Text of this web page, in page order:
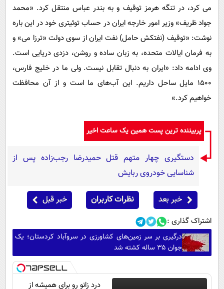
می کرد، در تنگه هرمز توقیف و به بندر عباس منتقل کرد. «محمد
جواد ظریف» وزیر امور خارجه ایران در حساب توئیتری خود در این باره
نوشت: «توقیف (نفتکش حامل) نفت ایران از سوی دولت «ترزا می» و
به فرمان ایالات متحده، به زبان ساده و روشن، دزدی دریایی است.
وی ادامه داد: «ایران به دنبال تقابل نیست. ولی ما در خلیج فارس،
۱۵۰۰ مایل ساحل داریم. این آب‌های ما است و از آن محافظت
خواهیم کرد.»
پربیننده ترین پست همین یک ساعت اخیر
دستگیری چهار متهم قتل حمیدرضا رجب‌زاده پس از
شناسایی خودروی ربایش
خبر بعد نظرات کاربران خبر قبل
اشتراک گذاری :
درگیری بر سر زمین‌های کشاورزی در سروآباد کردستان؛ یک
جوان ۳۵ ساله کشته شد
درد زانو رو برای همیشه از